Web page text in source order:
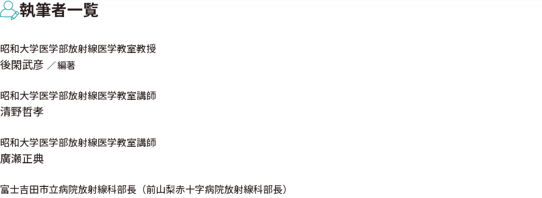
執筆者一覧
昭和大学医学部放射線医学教室教授
後閑武彦 編著
昭和大学医学部放射線医学教室講師
清野哲孝
昭和大学医学部放射線医学教室講師
廣瀬正典
富士吉田市立病院放射線科部長（前山梨赤十字病院放射線科部長）